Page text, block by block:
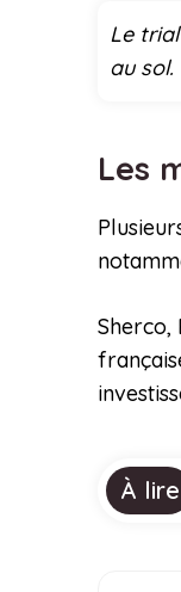
Le
au sol.
Les
Sherco,
À lire